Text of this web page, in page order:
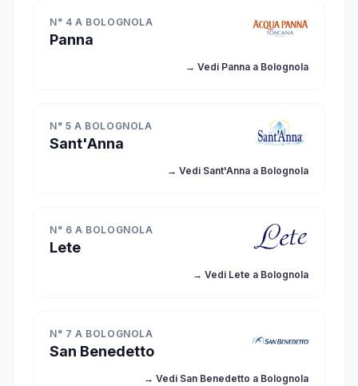
N° 4 A BOLOGNOLA
Panna
→ Vedi Panna a Bolognola
N° 5 A BOLOGNOLA
Sant'Anna
→ Vedi Sant'Anna a Bolognola
N° 6 A BOLOGNOLA
Lete
→ Vedi Lete a Bolognola
N° 7 A BOLOGNOLA
San Benedetto
→ Vedi San Benedetto a Bolognola